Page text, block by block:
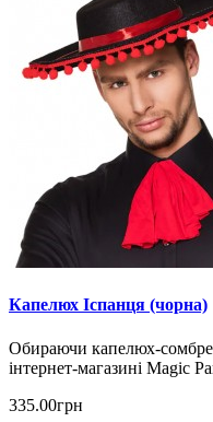
Капелюх Іспанця (чорна)
Обираючи капелюх-
інтернет-магазині Magic
335.00грн